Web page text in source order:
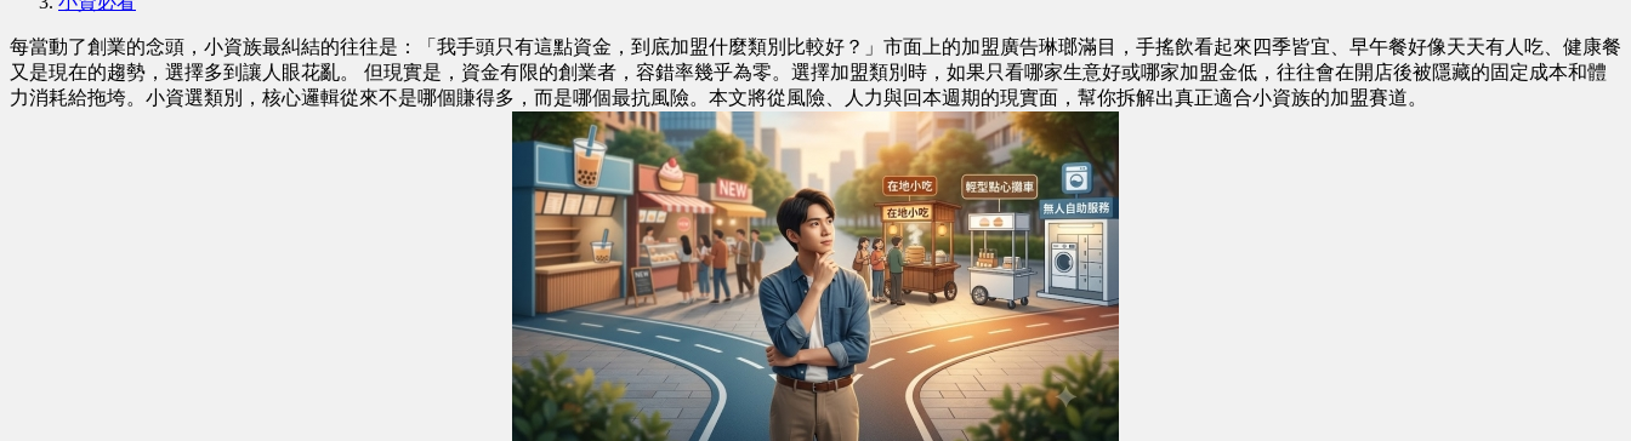
每當動了創業的念頭，小資族最糾結的往往是：「我手頭只有這點資金，到底加盟什麼類別比較好？」市面上的加盟廣告琳瑯滿目，手搖飲看起來四季皆宜、早午餐好像天天有人吃、健康餐
又是現在的趨勢，選擇多到讓人眼花亂。 但現實是，資金有限的創業者，容錯率幾乎為零。選擇加盟類別時，如果只看哪家生意好或哪家加盟金低，往往會在開店後被隱藏的固定成本和體
力消耗給拖垮。小資選類別，核心邏輯從來不是哪個賺得多，而是哪個最抗風險。本文將從風險、人力與回本週期的現實面，幫你拆解出真正適合小資族的加盟賽道。